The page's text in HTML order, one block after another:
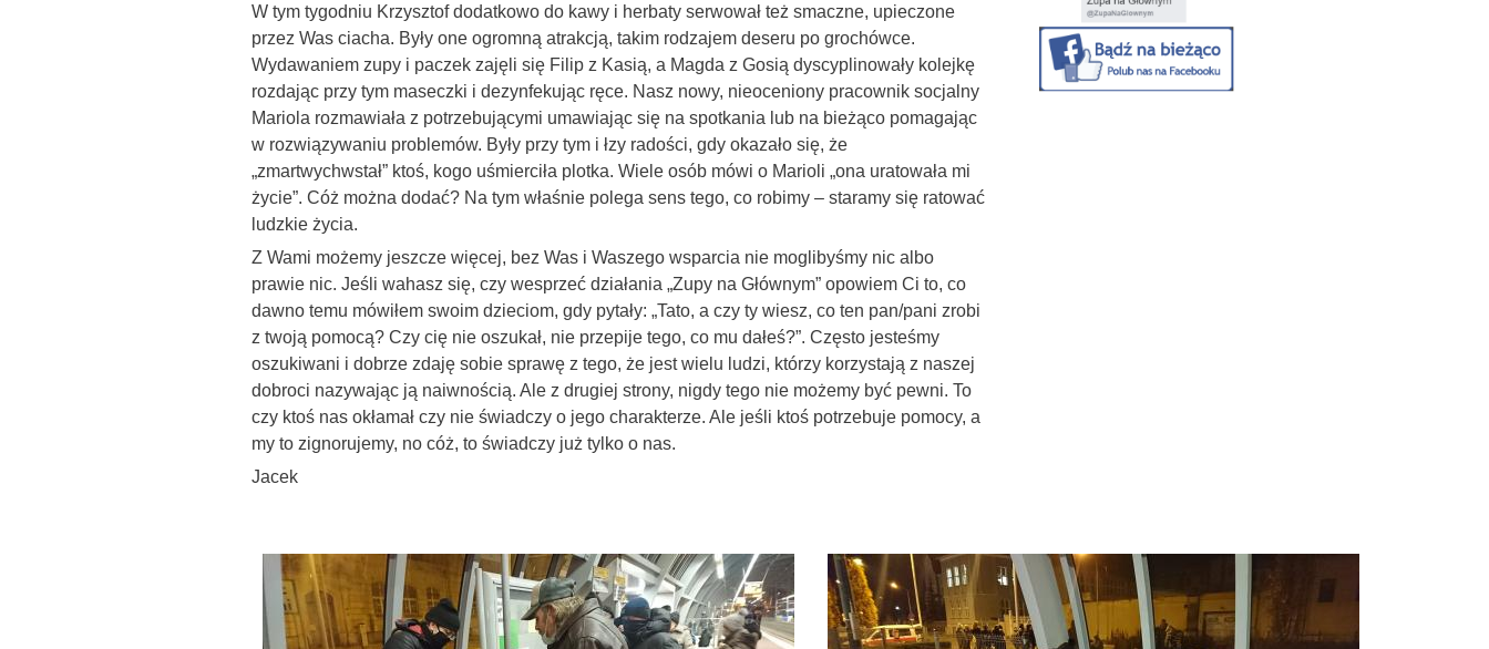
W tym tygodniu Krzysztof dodatkowo do kawy i herbaty serwował też smaczne, upieczone
przez Was ciacha. Były one ogromną atrakcją, takim rodzajem deseru po grochówce.
Wydawaniem zupy i paczek zajęli się Filip z Kasią, a Magda z Gosią dyscyplinowały kolejkę
rozdając przy tym maseczki i dezynfekując ręce. Nasz nowy, nieoceniony pracownik socjalny
Mariola rozmawiała z potrzebującymi umawiając się na spotkania lub na bieżąco pomagając
w rozwiązywaniu problemów. Były przy tym i łzy radości, gdy okazało się, że
„zmartwychwstał” ktoś, kogo uśmierciła plotka. Wiele osób mówi o Marioli „ona uratowała mi
życie”. Cóż można dodać? Na tym właśnie polega sens tego, co robimy – staramy się ratować
ludzkie życia.
Z Wami możemy jeszcze więcej, bez Was i Waszego wsparcia nie moglibyśmy nic albo
prawie nic. Jeśli wahasz się, czy wesprzeć działania „Zupy na Głównym” opowiem Ci to, co
dawno temu mówiłem swoim dzieciom, gdy pytały: „Tato, a czy ty wiesz, co ten pan/pani zrobi
z twoją pomocą? Czy cię nie oszukał, nie przepije tego, co mu dałeś?”. Często jesteśmy
oszukiwani i dobrze zdaję sobie sprawę z tego, że jest wielu ludzi, którzy korzystają z naszej
dobroci nazywając ją naiwnością. Ale z drugiej strony, nigdy tego nie możemy być pewni. To
czy ktoś nas okłamał czy nie świadczy o jego charakterze. Ale jeśli ktoś potrzebuje pomocy, a
my to zignorujemy, no cóż, to świadczy już tylko o nas.
Jacek